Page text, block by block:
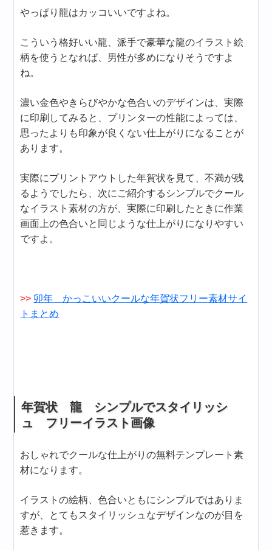
やっぱり龍はカッコいいですよね。
こういう格好いい龍、派手で豪華な龍のイラスト絵
柄を使うとなれば、男性が多めになりそうですよ
ね。
濃い金色やきらびやかな色合いのデザインは、実際
に印刷してみると、プリンターの性能によっては、
思ったよりも印象が良くない仕上がりになることが
あります。
実際にプリントアウトした年賀状を見て、不満が残
るようでしたら、次にご紹介するシンプルでクール
なイラスト素材の方が、実際に印刷したときに作業
画面上の色合いと同じような仕上がりになりやすい
ですよ。
>> 卯年 かっこいいクールな年賀状フリー素材サイ
トまとめ
年賀状 龍 シンプルでスタイリッシ
ュ フリーイラスト画像
おしゃれでクールな仕上がりの無料テンプレート素
材になります。
イラストの絵柄、色合いともにシンプルではありま
すが、とてもスタイリッシュなデザインなのが目を
惹きます。